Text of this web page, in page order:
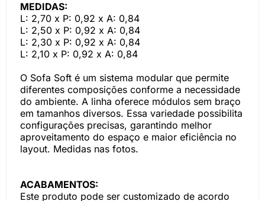
MEDIDAS:
L: 2,70 x P: 0,92 x A: 0,84
L: 2,50 x P: 0,92 x A: 0,84
L: 2,30 x P: 0,92 x A: 0,84
L: 2,10 x P: 0,92 x A: 0,84
O Sofa Soft é um sistema modular que permite
diferentes composições conforme a necessidade
do ambiente. A linha oferece módulos sem braço
em tamanhos diversos. Essa variedade possibilita
configurações precisas, garantindo melhor
aproveitamento do espaço e maior eficiência no
layout. Medidas nas fotos.
ACABAMENTOS:
Este produto pode ser customizado de acordo